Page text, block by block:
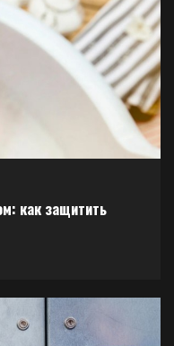
как защитить